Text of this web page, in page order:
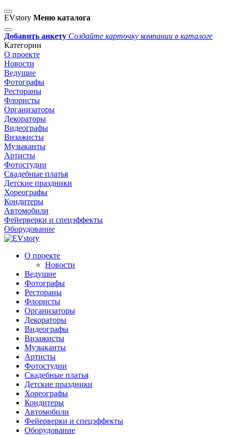
EVstory Меню каталога
Добавить анкету Создайте карточку компании в каталоге
Категории
О проекте
Новости
Ведущие
Фотографы
Рестораны
Флористы
Организаторы
Декораторы
Видеографы
Визажисты
Музыканты
Артисты
Фотостудии
Свадебные платья
Детские праздники
Хореографы
Кондитеры
Автомобили
Фейерверки и спецэффекты
Оборудование
О проекте
Новости
Ведущие
Фотографы
Рестораны
Флористы
Организаторы
Декораторы
Видеографы
Визажисты
Музыканты
Артисты
Фотостудии
Свадебные платья
Детские праздники
Хореографы
Кондитеры
Автомобили
Фейерверки и спецэффекты
Оборудование